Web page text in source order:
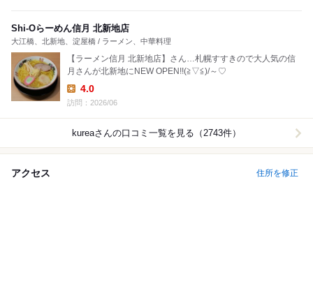
Shi-Oらーめん信月 北新地店
大江橋、北新地、淀屋橋 / ラーメン、中華料理
【ラーメン信月 北新地店】さん…札幌すすきので大人気の信
月さんが北新地にNEW OPEN!!(≧▽≦)/～♡
Lunch:
4.0
訪問：2026/06
kureaさんの口コミ一覧を見る（2743件）
アクセス 住所を修正